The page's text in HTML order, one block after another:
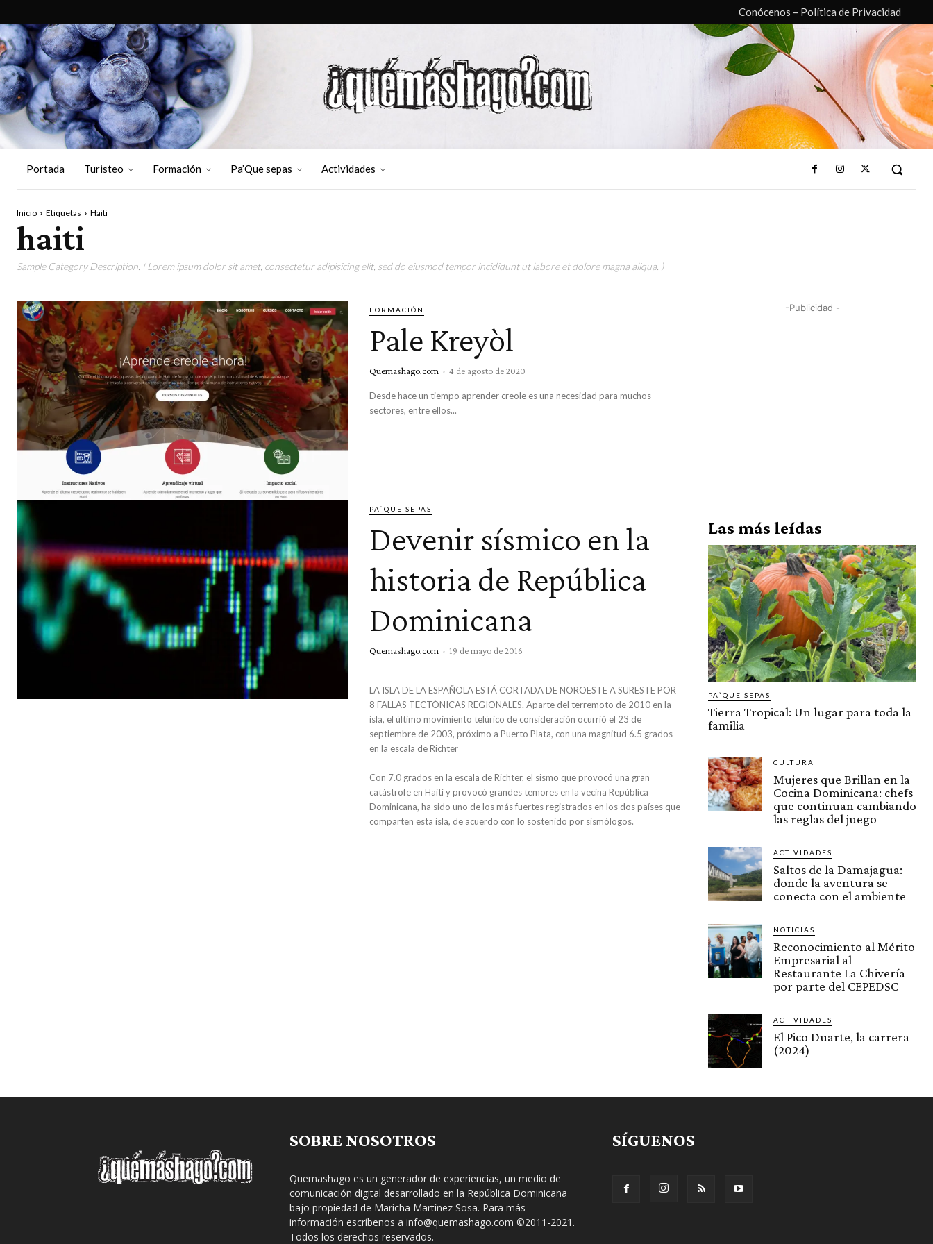
Conócenos – Política de Privacidad
Portada Turisteo Formación Pa’Que sepas Actividades
Inicio Etiquetas Haiti
haiti
Sample Category Description. ( Lorem ipsum dolor sit amet, consectetur adipisicing elit, sed do eiusmod tempor incididunt ut labore et dolore magna aliqua. )
FORMACIÓN
Pale Kreyòl
Quemashago.com - 4 de agosto de 2020
Desde hace un tiempo aprender creole es una necesidad para muchos
sectores, entre ellos...
PA`QUE SEPAS
Devenir sísmico en la
historia de República
Dominicana
Quemashago.com - 19 de mayo de 2016
LA ISLA DE LA ESPAÑOLA ESTÁ CORTADA DE NOROESTE A SURESTE POR
8 FALLAS TECTÓNICAS REGIONALES. Aparte del terremoto de 2010 en la
isla, el último movimiento telúrico de consideración ocurrió el 23 de
septiembre de 2003, próximo a Puerto Plata, con una magnitud 6.5 grados
en la escala de Richter
Con 7.0 grados en la escala de Richter, el sismo que provocó una gran
catástrofe en Haití y provocó grandes temores en la vecina República
Dominicana, ha sido uno de los más fuertes registrados en los dos países que
comparten esta isla, de acuerdo con lo sostenido por sismólogos.
-Publicidad -
Las más leídas
PA`QUE SEPAS
Tierra Tropical: Un lugar para toda la
familia
CULTURA
Mujeres que Brillan en la
Cocina Dominicana: chefs
que continuan cambiando
las reglas del juego
ACTIVIDADES
Saltos de la Damajagua:
donde la aventura se
conecta con el ambiente
NOTICIAS
Reconocimiento al Mérito
Empresarial al
Restaurante La Chivería
por parte del CEPEDSC
ACTIVIDADES
El Pico Duarte, la carrera
(2024)
SOBRE NOSOTROS
Quemashago es un generador de experiencias, un medio de
comunicación digital desarrollado en la República Dominicana
bajo propiedad de Maricha Martínez Sosa. Para más
información escríbenos a info@quemashago.com ©2011-2021.
Todos los derechos reservados.
SÍGUENOS